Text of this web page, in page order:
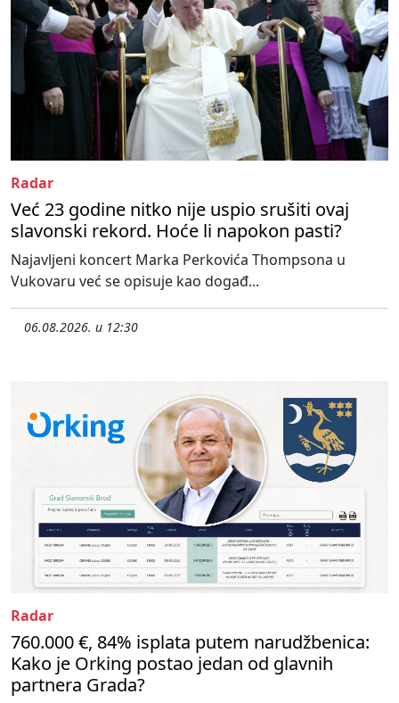
Radar
Već 23 godine nitko nije uspio srušiti ovaj
slavonski rekord. Hoće li napokon pasti?
Najavljeni koncert Marka Perkovića Thompsona u
Vukovaru već se opisuje kao događ...
06.08.2026. u 12:30
Radar
760.000 €, 84% isplata putem narudžbenica:
Kako je Orking postao jedan od glavnih
partnera Grada?